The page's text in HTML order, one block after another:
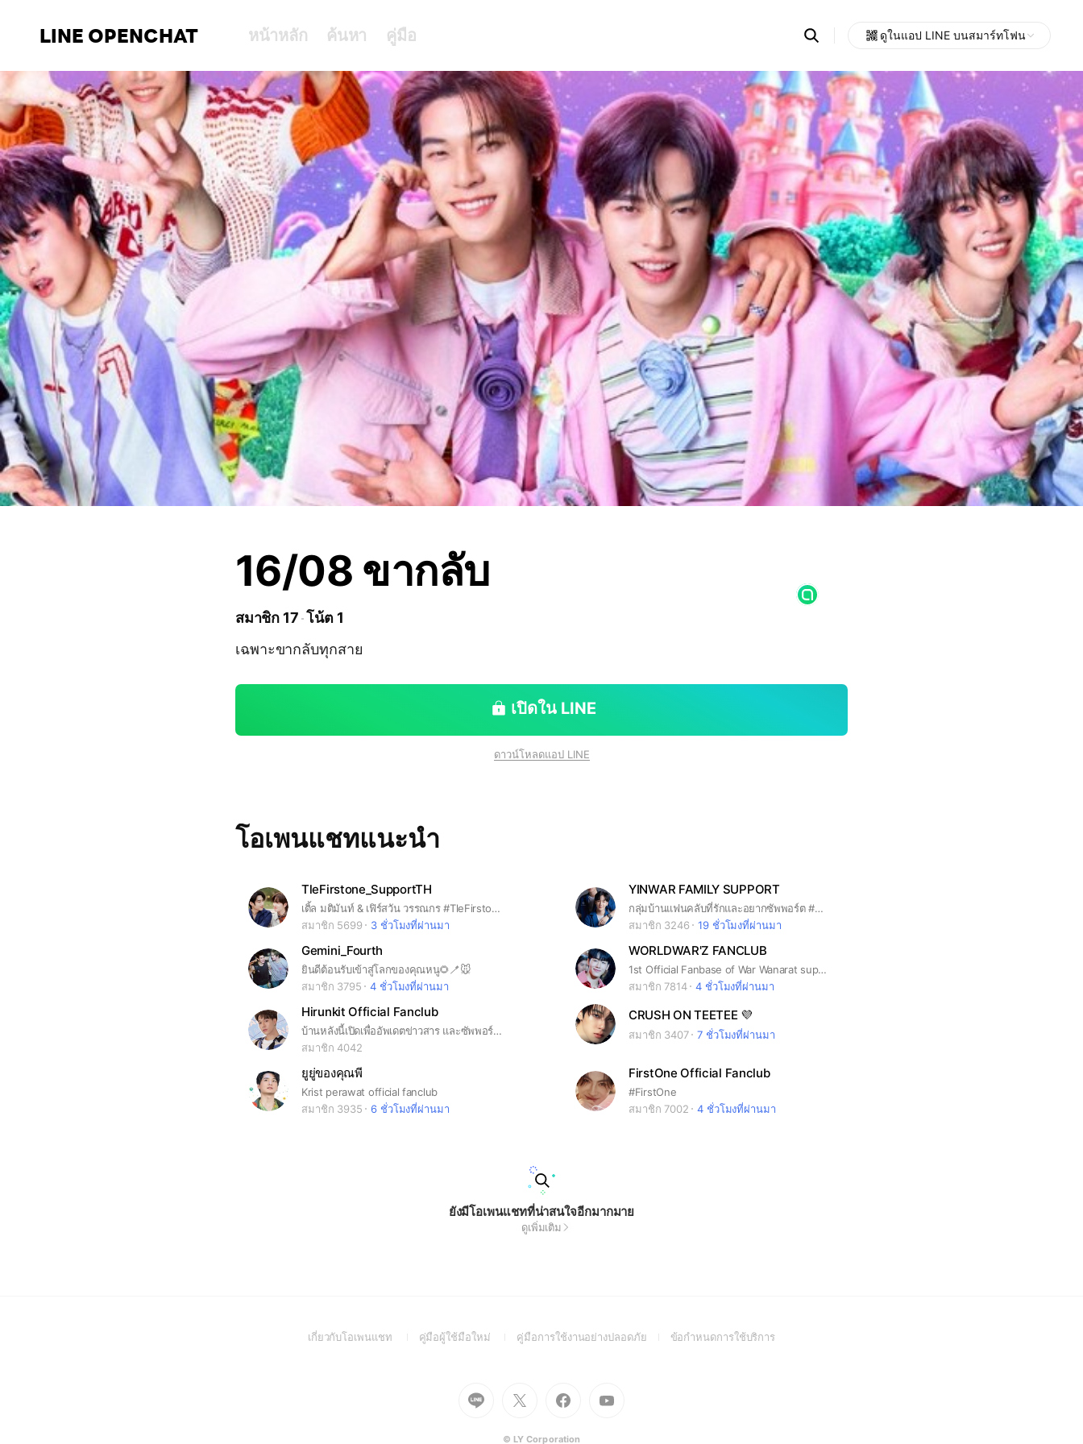
LINE OPENCHAT หน้าหลัก ค้นหา คู่มือ Search
OpenChats
messages
search
area
ดูในแอป LINE บนสมาร์ทโฟน
16/08 ขากลับ
สมาชิก 17 โน้ต 1
เฉพาะขากลับทุกสาย
เปิดใน LINE
ดาวน์โหลดแอป LINE
โอเพนแชทแนะนำ
TleFirstone_SupportTH
เติ้ล มติมันท์ & เฟิร์สวัน วรรณกร #TleFirstone #เติ้ลเฟิร์สวัน #TLE_mtm #Firstone
สมาชิก 5699
3 ชั่วโมงที่ผ่านมา
YINWAR FAMILY SUPPORT
กลุ่มบ้านแฟนคลับที่รักและอยากซัพพอร์ต #หยิ่นวอร์ #พี่วอร์ของพ่อวี #หมูยอของหยิ่นวอร์
สมาชิก 3246
19 ชั่วโมงที่ผ่านมา
Gemini_Fourth
ยินดีต้อนรับเข้าสู่โลกของคุณหนู🌻🪥🐭
สมาชิก 3795
4 ชั่วโมงที่ผ่านมา
WORLDWAR'Z FANCLUB
1st Official Fanbase of War Wanarat support @warwanarat
สมาชิก 7814
4 ชั่วโมงที่ผ่านมา
Hirunkit Official Fanclub
บ้านหลังนี้เปิดเพื่ออัพเดตข่าวสาร และซัพพอร์ตน้องนานิค่ะ #hirunkit_
สมาชิก 4042
CRUSH ON TEETEE 💜
สมาชิก 3407 7 ชั่วโมงที่ผ่านมา
ยูยู่ของคุณพี
Krist perawat official fanclub
สมาชิก 3935
6 ชั่วโมงที่ผ่านมา
FirstOne Official Fanclub
#FirstOne
สมาชิก 7002
4 ชั่วโมงที่ผ่านมา
ยังมีโอเพนแชทที่น่าสนใจอีกมากมาย
ดูเพิ่มเติม
เกี่ยวกับโอเพนแชท
(Openคู่มือผู้ใช้มือใหม่
(Open
window)
คู่มือการใช้งานอย่างปลอดภัย(Openข้อกำหนดการใช้บริการ(Open
Go
to
(Open
Go
to
(Open
Go
to
(Open
to
© LY Corporation